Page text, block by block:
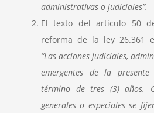
administrativas o judiciales”.
El texto del artículo 50
reforma de la ley 26.361
“Las acciones judiciales,
emergentes de la
término de tres (3) años.
generales o especiales se